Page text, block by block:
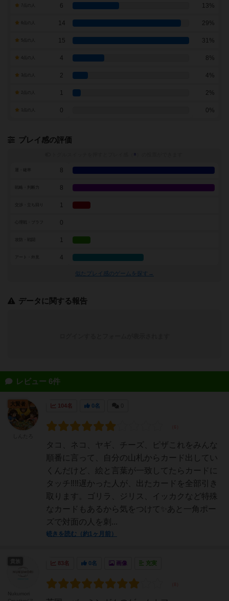
7点の人 6 13%
14 29%
15 31%
4 8%
2 4%
1 2%
0 0%
プレイ感の評価
※
8
戦略・判断力 8
1
0
1
アート・外見 4
似たプレイ感のゲームを探す→
データに関する報告
レビュー 6件
104名 0名
タコ、ネコ、ヤギ、チーズ、ピザこれをみんな
順番に言って、自分の山札からカード出してい
くんだけど、絵と言葉が一致してたらカードに
タッチ‼️‼️遅かった人が、出たカードを全部引き
取ります。ゴリラ、ジリス、イッカクなど特殊
なカードもあるから気をつけて✨あと一角ポー
ズで対面の人を刺...
続きを読む（約1ヶ月前）
大賢者
83名 0名 画像 充実